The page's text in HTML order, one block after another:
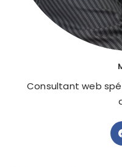
Consultant web